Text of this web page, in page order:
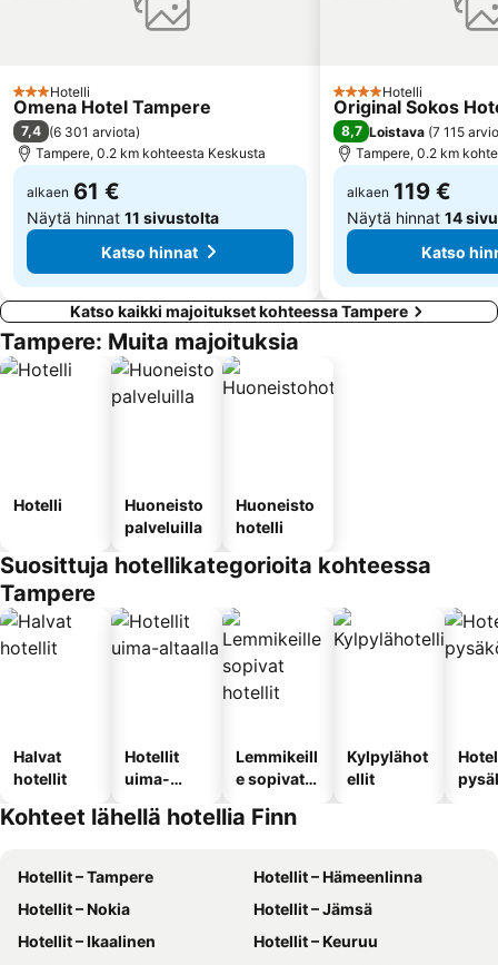
GARDEN AND HOBBY
3 Tähtiluokitus
Hotelli
Omena Hotel Tampere
7,4 (6 301 arviota)
Tampere, 0.2 km kohteesta Keskusta
alkaen 61 €
Näytä hinnat 11 sivustolta
Katso hinnat
4 Tähtiluokitus
Hotelli
Original Sokos
8,7 Loistava (7 115
Tampere, 0.2 km
alkaen 119 €
Näytä hinnat 14
Katso
Katso kaikki majoitukset kohteessa Tampere
Tampere: Muita majoituksia
Hotelli
Huoneisto
palveluilla
Huoneisto
hotelli
Suosittuja hotellikategorioita kohteessa
Tampere
Halvat
hotellit
Hotellit
uima-
Lemmikeill
e sopivat
Kylpylähot
ellit
Kohteet lähellä hotellia Finn
Hotellit – Tampere
Hotellit – Hämeenlinna
Hotellit – Nokia
Hotellit – Jämsä
Hotellit – Ikaalinen
Hotellit – Keuruu